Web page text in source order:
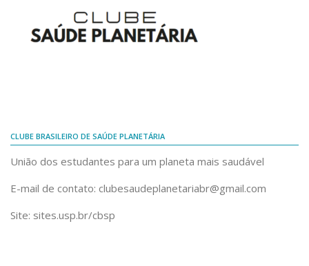
CLUBE BRASILEIRO DE SAÚDE PLANETÁRIA
União dos estudantes para um planeta mais saudável
E-mail de contato: clubesaudeplanetariabr@gmail.com
Site: sites.usp.br/cbsp